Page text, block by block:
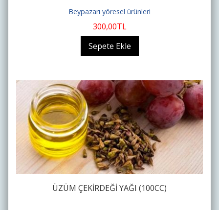
Beypazarı yöresel ürünleri
300,00TL
Sepete Ekle
ÜZÜM ÇEKİRDEĞİ YAĞI (100CC)